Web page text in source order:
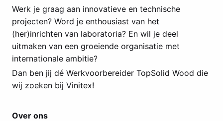
Werk je graag aan innovatieve en technische
projecten? Word je enthousiast van het
(her)inrichten van laboratoria? En wil je deel
uitmaken van een groeiende organisatie met
internationale ambitie?
Dan ben jij dé Werkvoorbereider TopSolid Wood die
wij zoeken bij Vinitex!
Over ons